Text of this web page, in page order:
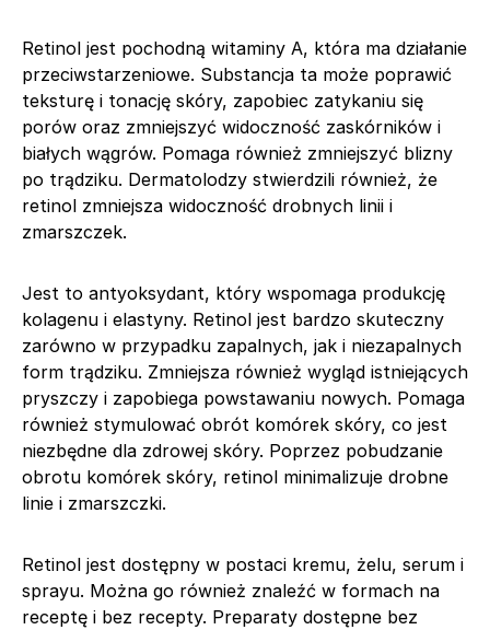
Retinol jest pochodną witaminy A, która ma działanie
przeciwstarzeniowe. Substancja ta może poprawić
teksturę i tonację skóry, zapobiec zatykaniu się
porów oraz zmniejszyć widoczność zaskórników i
białych wągrów. Pomaga również zmniejszyć blizny
po trądziku. Dermatolodzy stwierdzili również, że
retinol zmniejsza widoczność drobnych linii i
zmarszczek.
Jest to antyoksydant, który wspomaga produkcję
kolagenu i elastyny. Retinol jest bardzo skuteczny
zarówno w przypadku zapalnych, jak i niezapalnych
form trądziku. Zmniejsza również wygląd istniejących
pryszczy i zapobiega powstawaniu nowych. Pomaga
również stymulować obrót komórek skóry, co jest
niezbędne dla zdrowej skóry. Poprzez pobudzanie
obrotu komórek skóry, retinol minimalizuje drobne
linie i zmarszczki.
Retinol jest dostępny w postaci kremu, żelu, serum i
sprayu. Można go również znaleźć w formach na
receptę i bez recepty. Preparaty dostępne bez